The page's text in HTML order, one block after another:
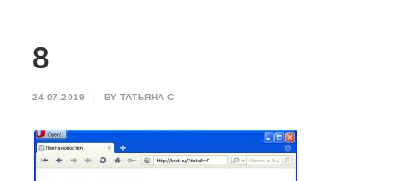
КОНТАКТЫ
8
24.07.2019 | BY ТАТЬЯНА С